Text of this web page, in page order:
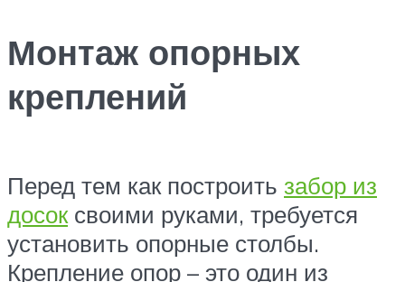
Монтаж опорных
креплений
Перед тем как построить забор из
досоксвоими руками, требуется
установить опорные столбы.
Крепление опор – это один из